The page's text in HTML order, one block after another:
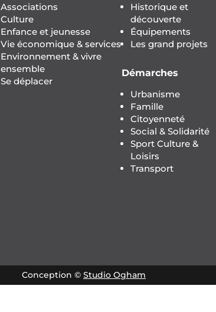
Associations
Culture
Enfance et jeunesse
Vie économique & services
Environnement & vivre
ensemble
Se déplacer
Historique et
découverte
Équipements
Les grand projets
Démarches
Urbanisme
Famille
Citoyenneté
Social & Solidarité
Sport Culture &
Loisirs
Transport
Conception © Studio Ogham